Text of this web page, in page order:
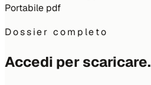
Portabile pdf
Dossier completo
Accedi per scaricare.